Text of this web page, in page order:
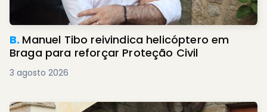
B. Manuel Tibo reivindica helicóptero em
Braga para reforçar Proteção Civil
3 agosto 2026